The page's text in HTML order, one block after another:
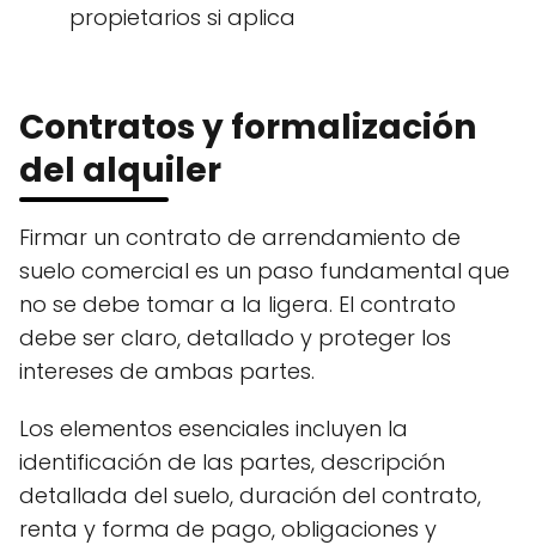
propietarios si aplica
Contratos y formalización
del alquiler
Firmar un contrato de arrendamiento de
suelo comercial es un paso fundamental que
no se debe tomar a la ligera. El contrato
debe ser claro, detallado y proteger los
intereses de ambas partes.
Los elementos esenciales incluyen la
identificación de las partes, descripción
detallada del suelo, duración del contrato,
renta y forma de pago, obligaciones y